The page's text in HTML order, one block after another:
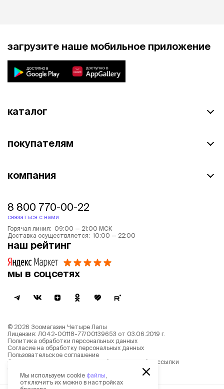
загрузите наше мобильное приложение
каталог
покупателям
компания
8 800 770-00-22
связаться с нами
Горячая линия: 09:00 — 21:00 МСК
Доставка осуществляется: 10:00 — 22:00
наш рейтинг
мы в соцсетях
© 2026 Зоомагазин Четыре Лапы
Лицензия: Л042-00118-77/00139653 от 03.06.2019 г.
Политика обработки персональных данных
Согласие на обработку персональных данных
Пользовательское соглашение
Согласие на получение новостной и рекламной рассылки
Описание рекомендательных алгоритмов
Мы используем cookie файлы
отключить их можно в настройках